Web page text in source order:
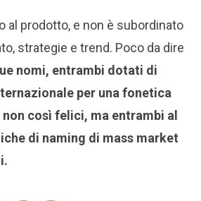
al prodotto, e non è subordinato
strategie e trend. Poco da dire
nomi, entrambi dotati di
per una fonetica
così felici, ma entrambi al
di naming di mass market